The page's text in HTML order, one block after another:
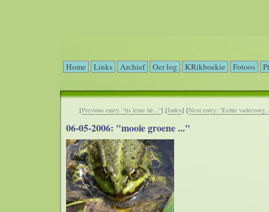
Home Links Archief Oer log KRikboekie Fotoos
[Previous entry: "tis lente hè..."] [Index] [Next entry: "Echte
06-05-2006: "mooie groene ..."